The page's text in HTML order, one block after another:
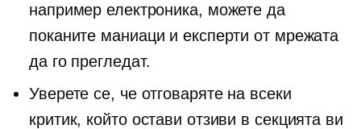
например електроника, можете да
поканите маниаци и експерти от мрежата
да го прегледат.
Уверете се, че отговаряте на всеки
критик, който остави отзиви в секцията ви